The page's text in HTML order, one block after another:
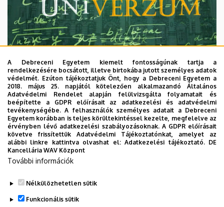
2026. augusztus 7.
Univerzum: A Debreceni Egyetem
titkos receptjei
KUTATÁS TUDOMÁNY
A Debreceni Egyetem kiemelt fontosságúnak tartja a
rendelkezésére bocsátott, illetve birtokába jutott személyes adatok
védelmét. Ezúton tájékoztatjuk Önt, hogy a Debreceni Egyetem a
2018. május 25. napjától kötelezően alkalmazandó Általános
Adatvédelmi Rendelet alapján felülvizsgálta folyamatait és
beépítette a GDPR előírásait az adatkezelési és adatvédelmi
tevékenységébe. A felhasználók személyes adatait a Debreceni
Egyetem korábban is teljes körültekintéssel kezelte, megfelelve az
érvényben lévő adatkezelési szabályozásoknak. A GDPR előírásait
követve frissítettük Adatvédelmi Tájékoztatónkat, amelyet az
alábbi linkre kattintva olvashat el:Adatkezelési tájékoztató. DE
Kancellária WAV Központ
További információk
Nélkülözhetetlen sütik
Funkcionális sütik